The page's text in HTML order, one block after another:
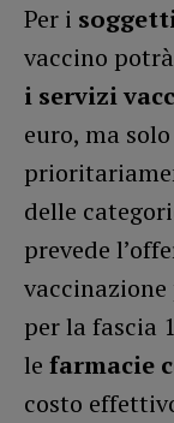
Per i
vaccino
i servizi
euro, ma
delle
prevede
per la fascia
le farmacie
costo